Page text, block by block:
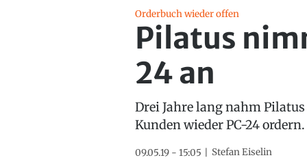
Orderbuch wieder offen
Pilatus
24 an
Drei Jahre lang nahm
Kunden wieder PC-24 ordern.
09.05.19 - 15:05 Stefan Eiselin